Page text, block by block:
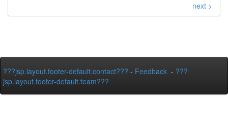
next >
???jsp.layout.footer-default.contact??? - Feedback - ???
jsp.layout.footer-default.team???